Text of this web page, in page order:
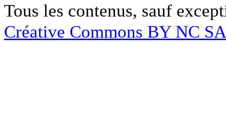
Tous les contenus, sauf
Créative Commons BY NC SA